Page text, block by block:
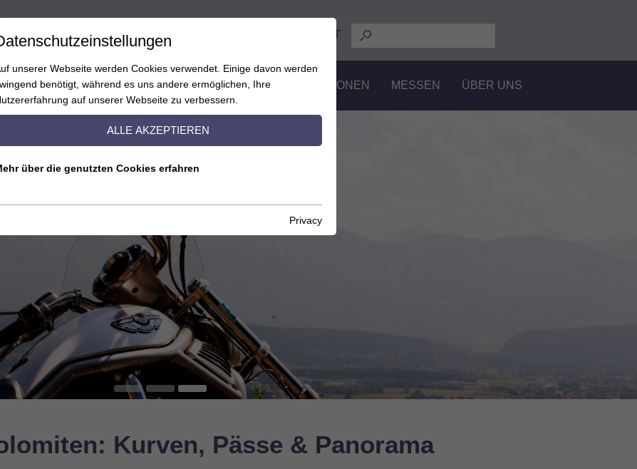
IT
MOTORRADPAUSCHALEN MOTORRADTOUREN REGIONEN MESSEN ÜBER UNS
Kurven, Pässe & Panorama
unserer Webseite werden Cookies verwendet. Einige davon werden
benötigt, während es uns andere ermöglichen, Ihre
auf unserer Webseite zu verbessern.
ALLE AKZEPTIEREN
über die genutzten Cookies erfahren
Privacy